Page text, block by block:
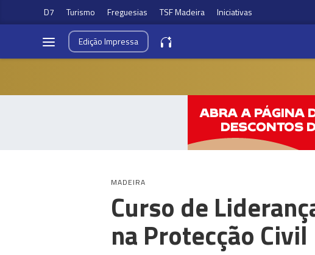
D7 Turismo Freguesias TSF Madeira Iniciativas
EdiçãoImpressa
MADEIRA
Curso de
na Protecção Civil